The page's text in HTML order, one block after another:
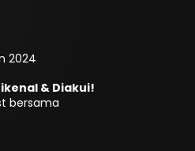
2024
& Diakui!
bersama